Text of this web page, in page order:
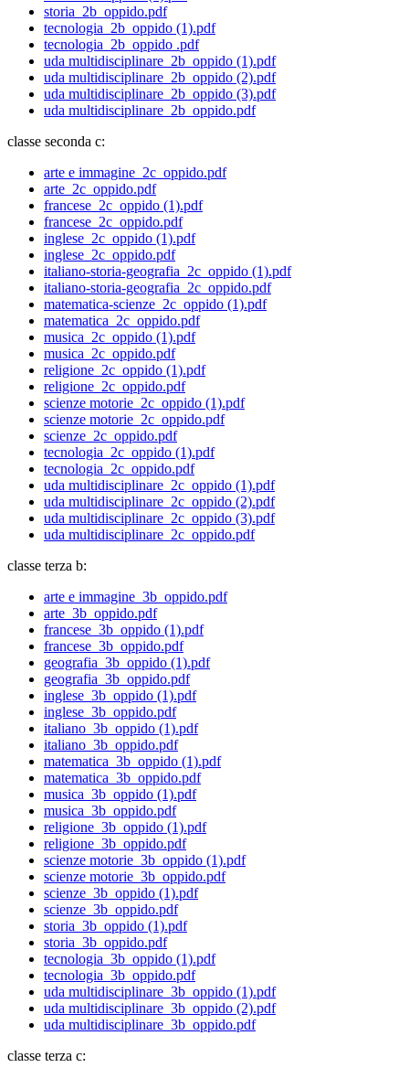
storia_2b_oppido.pdf
tecnologia_2b_oppido (1).pdf
tecnologia_2b_oppido .pdf
uda multidisciplinare_2b_oppido (1).pdf
uda multidisciplinare_2b_oppido (2).pdf
uda multidisciplinare_2b_oppido (3).pdf
uda multidisciplinare_2b_oppido.pdf
classe seconda c:
arte e immagine_2c_oppido.pdf
arte_2c_oppido.pdf
francese_2c_oppido (1).pdf
francese_2c_oppido.pdf
inglese_2c_oppido (1).pdf
inglese_2c_oppido.pdf
italiano-storia-geografia_2c_oppido (1).pdf
italiano-storia-geografia_2c_oppido.pdf
matematica-scienze_2c_oppido (1).pdf
matematica_2c_oppido.pdf
musica_2c_oppido (1).pdf
musica_2c_oppido.pdf
religione_2c_oppido (1).pdf
religione_2c_oppido.pdf
scienze motorie_2c_oppido (1).pdf
scienze motorie_2c_oppido.pdf
scienze_2c_oppido.pdf
tecnologia_2c_oppido (1).pdf
tecnologia_2c_oppido.pdf
uda multidisciplinare_2c_oppido (1).pdf
uda multidisciplinare_2c_oppido (2).pdf
uda multidisciplinare_2c_oppido (3).pdf
uda multidisciplinare_2c_oppido.pdf
classe terza b:
arte e immagine_3b_oppido.pdf
arte_3b_oppido.pdf
francese_3b_oppido (1).pdf
francese_3b_oppido.pdf
geografia_3b_oppido (1).pdf
geografia_3b_oppido.pdf
inglese_3b_oppido (1).pdf
inglese_3b_oppido.pdf
italiano_3b_oppido (1).pdf
italiano_3b_oppido.pdf
matematica_3b_oppido (1).pdf
matematica_3b_oppido.pdf
musica_3b_oppido (1).pdf
musica_3b_oppido.pdf
religione_3b_oppido (1).pdf
religione_3b_oppido.pdf
scienze motorie_3b_oppido (1).pdf
scienze motorie_3b_oppido.pdf
scienze_3b_oppido (1).pdf
scienze_3b_oppido.pdf
storia_3b_oppido (1).pdf
storia_3b_oppido.pdf
tecnologia_3b_oppido (1).pdf
tecnologia_3b_oppido.pdf
uda multidisciplinare_3b_oppido (1).pdf
uda multidisciplinare_3b_oppido (2).pdf
uda multidisciplinare_3b_oppido.pdf
classe terza c: